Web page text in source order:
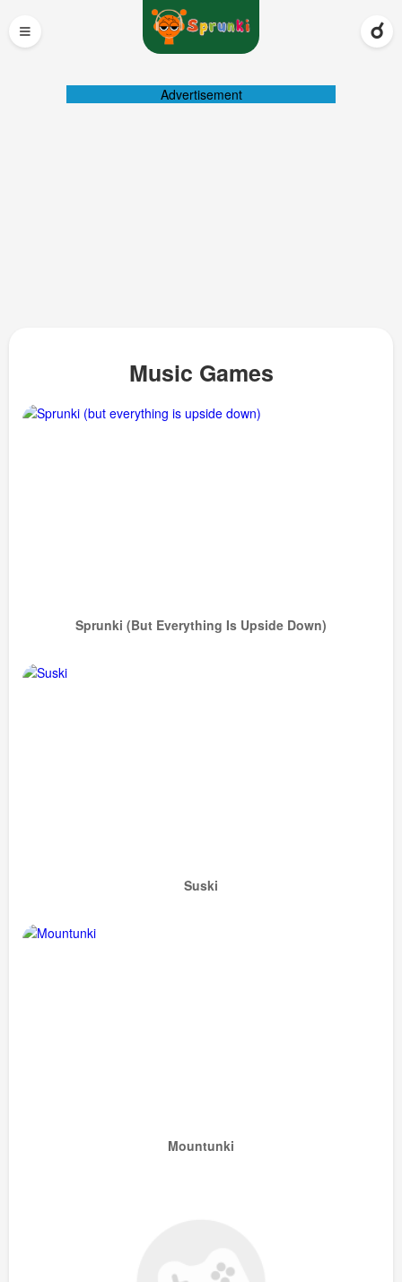
≡
Advertisement
Music Games
Sprunki (but Everything Is Upside Down)
Suski
Mountunki